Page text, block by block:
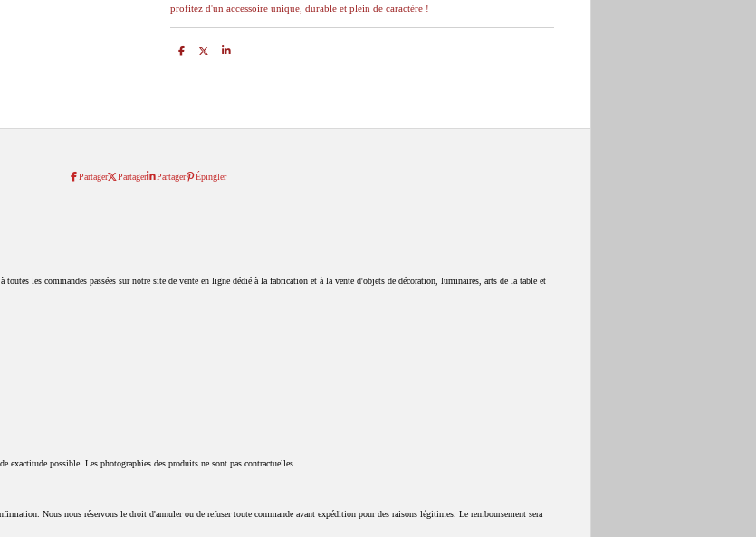
profitez d'un accessoire unique, durable et plein de caractère !
P
P
P
Partager Partager Partager Épingler
toutes les commandes passées sur notre site de vente en ligne dédié à la fabrication et à la vente d'objets de décoration, luminaires, arts de la table et
exactitude possible. Les photographies des produits ne sont pas contractuelles.
Nous nous réservons le droit d'annuler ou de refuser toute commande avant expédition pour des raisons légitimes. Le remboursement sera